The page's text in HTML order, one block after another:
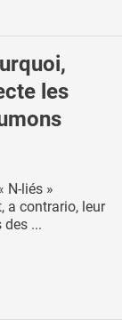
les
N-liés »
a contrario, leur
...